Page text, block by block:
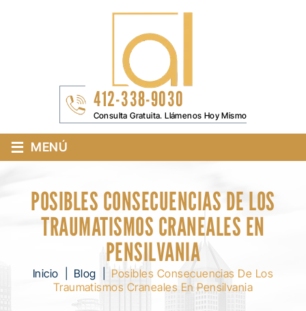
412-338-9030
Consulta Gratuita. Llámenos Hoy Mismo
≡ MENÚ
POSIBLES CONSECUENCIAS DE LOS
TRAUMATISMOS CRANEALES EN
PENSILVANIA
Inicio Blog
Posibles Consecuencias De Los
Traumatismos Craneales En Pensilvania